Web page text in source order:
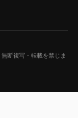
無断複写・転載を禁じま